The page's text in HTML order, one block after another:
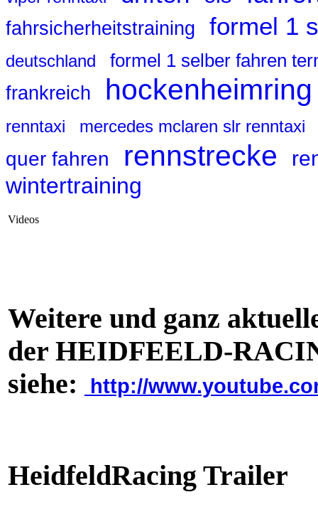
fahrsicherheitstraining formel 1
deutschland formel 1 selber fahren
frankreich hockenheimring
renntaxi mercedes mclaren slr renntaxi
quer fahren rennstrecke
wintertraining
Videos
Weitere und ganz
der HEIDFEELD-
siehe:
http://
HeidfeldRacing Trailer